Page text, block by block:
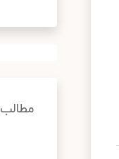
مطالب